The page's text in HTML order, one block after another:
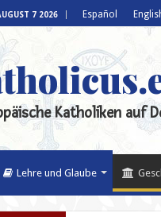
7 2026 Español
Katholiken auf
Lehre und Glaube